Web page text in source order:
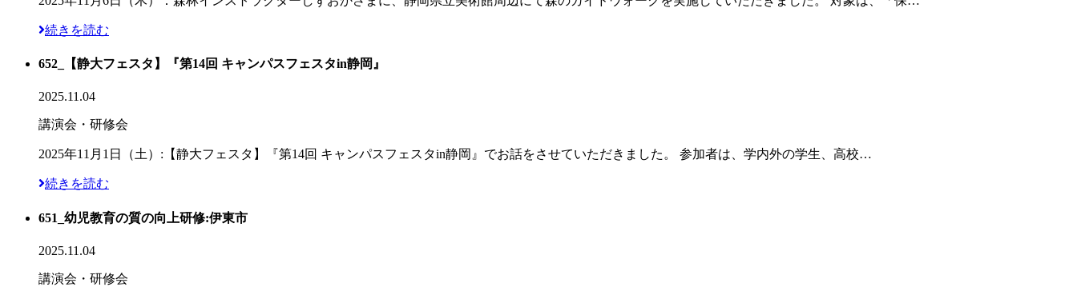
続きを読む
652_【静大フェスタ】『第14回 キャンパスフェスタin静岡』
2025.11.04
講演会・研修会
2025年11月1日（土）:【静大フェスタ】『第14回 キャンパスフェスタin静岡』でお話をさせていただきました。 参加者は、学内外の学生、高校…
続きを読む
651_幼児教育の質の向上研修:伊東市
2025.11.04
講演会・研修会